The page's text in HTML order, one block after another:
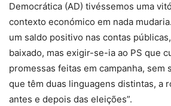
Democrática (AD) tivéssemos uma
contexto económico em nada
um saldo positivo nas contas
baixado, mas exigir-se-ia ao PS que
promessas feitas em campanha, sem
que têm duas linguagens distintas, a
antes e depois das eleições”.